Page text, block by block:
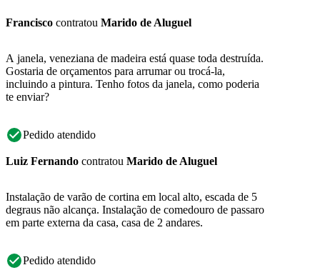
Francisco contratou Marido de Aluguel
A janela, veneziana de madeira está quase toda destruída.
Gostaria de orçamentos para arrumar ou trocá-la,
incluindo a pintura. Tenho fotos da janela, como poderia
te enviar?
Pedido atendido
Luiz Fernando contratou Marido de Aluguel
Instalação de varão de cortina em local alto, escada de 5
degraus não alcança. Instalação de comedouro de passaro
em parte externa da casa, casa de 2 andares.
Pedido atendido